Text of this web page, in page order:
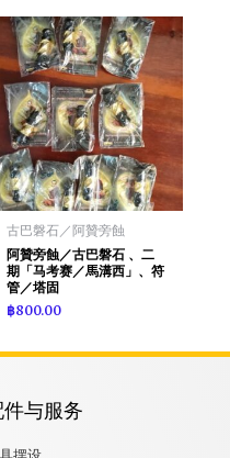
古巴磐石／阿贊旁蝕
阿贊旁蝕／古巴磐石 、二
期「马考赛／馬溝西」、符
管／塔固
฿800.00
件与服务